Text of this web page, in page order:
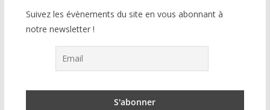
Suivez les évènements du site en vous abonnant à
notre newsletter !